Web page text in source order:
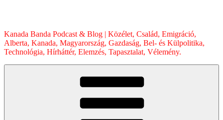
Kanada Banda Podcast & Blog | Közélet, Család, Emigráció,
Alberta, Kanada, Magyarország, Gazdaság, Bel- és Külpolitika,
Technológia, Hírháttér, Elemzés, Tapasztalat, Vélemény.